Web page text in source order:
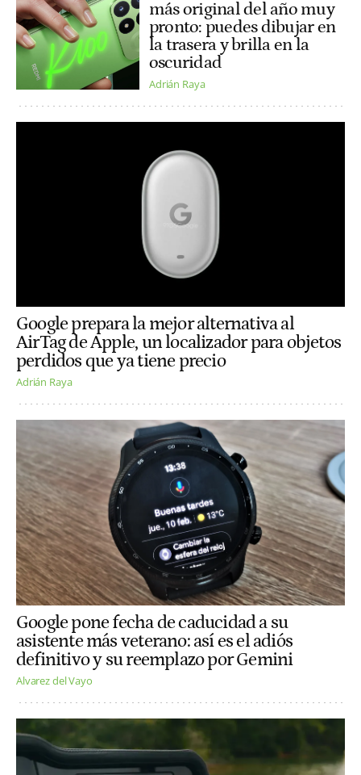
más original del año muy
pronto: puedes dibujar en
la trasera y brilla en la
oscuridad
Adrián Raya
Google prepara la mejor alternativa al
AirTag de Apple, un localizador para objetos
perdidos que ya tiene precio
Adrián Raya
Google pone fecha de caducidad a su
asistente más veterano: así es el adiós
definitivo y su reemplazo por Gemini
Alvarez del Vayo